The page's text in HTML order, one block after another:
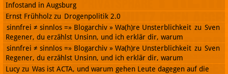
Infostand in Augsburg
Ernst Frühholz zu Drogenpolitik 2.0
sinnfrei ≠ sinnlos =» Blogarchiv » Wa(h)re Unsterblichkeit zu Sven
Regener, du erzählst Unsinn, und ich erklär dir, warum
sinnfrei ≠ sinnlos =» Blogarchiv » Wa(h)re Unsterblichkeit zu Sven
Regener, du erzählst Unsinn, und ich erklär dir, warum
Lucy zu Was ist ACTA, und warum gehen Leute dagegen auf die